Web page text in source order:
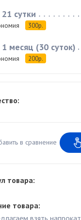
21 сутки
300р.
1 месяц (30 суток)
200р.
в сравнение
товара:
товара:
взять напрокат